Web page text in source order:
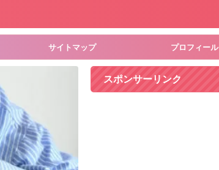
サイトマップ プロフィール
スポンサーリンク